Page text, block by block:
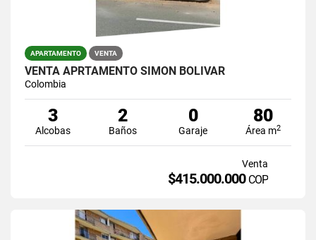
APARTAMENTO VENTA
VENTA APRTAMENTO SIMON BOLIVAR
Colombia
3
Alcobas
2
Baños
0
Garaje
80
Área m2
Venta
$415.000.000 COP